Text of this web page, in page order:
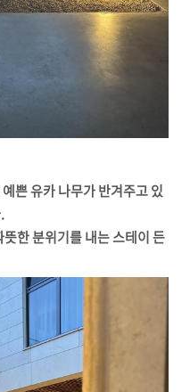
쁜 유카 나무가 반겨주고 있
한 분위기를 내는 스테이 든